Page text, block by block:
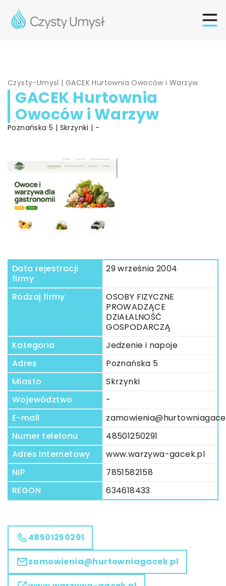
Czysty-Umysl |GACEK Hurtownia Owoców i Warzyw
GACEK Hurtownia
Owoców i Warzyw
Poznańska 5 | Skrzynki | -
Data rejestracji
firmy
29 września 2004
Rodzaj firmy
OSOBY FIZYCZNE
PROWADZĄCE
DZIAŁALNOŚĆ
GOSPODARCZĄ
Kategoria
Jedzenie i napoje
Adres
Poznańska 5
Miasto
Skrzynki
Województwo
-
E-mail
Numer telefonu
48501250291
Adres internetowy
www.warzywa-gacek.pl
NIP
7851582158
REGON
634618433
48501250291
zamowienia@hurtowniagacek.pl